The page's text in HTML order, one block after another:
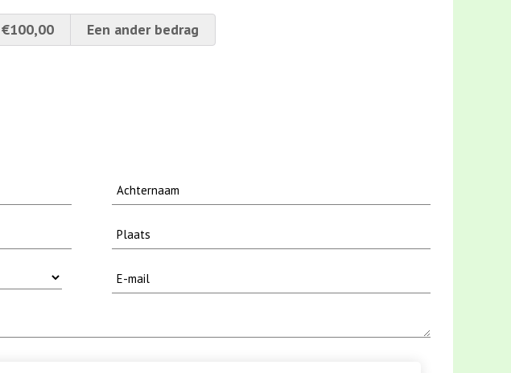
€100,00 Een ander bedrag